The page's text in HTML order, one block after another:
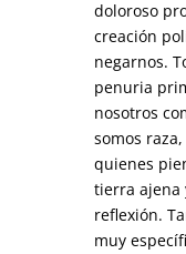
doloroso
creación
negarnos.
penuria
nosotros
somos
quienes
tierra ajena
reflexión.
muy